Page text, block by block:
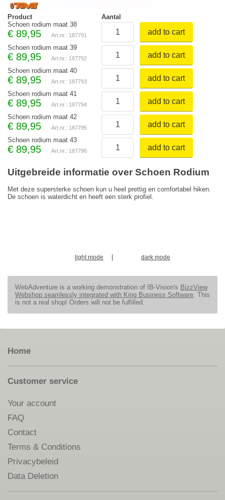
Product
Aantal
Schoen rodium maat 38
€ 89,95 Art.nr.: 187791 add to cart
Schoen rodium maat 39
€ 89,95 Art.nr.: 187792 add to cart
Schoen rodium maat 40
€ 89,95 Art.nr.: 187793 add to cart
Schoen rodium maat 41
€ 89,95 Art.nr.: 187794 add to cart
Schoen rodium maat 42
€ 89,95 Art.nr.: 187795 add to cart
Schoen rodium maat 43
€ 89,95 Art.nr.: 187796 add to cart
Uitgebreide informatie over Schoen Rodium
Met deze supersterke schoen kun u heel prettig en comfortabel hiken.
De schoen is waterdicht en heeft een sterk profiel.
light mode | dark mode
WebAdventure is a working demonstration of IB-Vision's BizzView
Webshop seamlessly integrated with King Business Software . This
is not a real shop! Orders will not be fulfilled.
Home
Customer service
Your account
FAQ
Contact
Terms & Conditions
Privacybeleid
Data Deletion